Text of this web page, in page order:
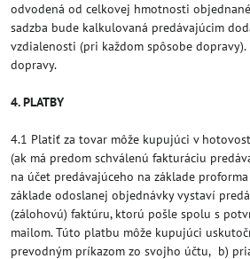
odvodená od celkovej hmotnosti
sadzba bude kalkulovaná predávajúcim
vzdialenosti (pri každom spôsobe dopravy).
dopravy.
4. PLATBY
4.1 Platiť za tovar môže kupujúci v
(ak má predom schválenú fakturáciu
na účet predávajúceho na základe
základe odoslanej objednávky vystaví
(zálohovú) faktúru, ktorú pošle spolu s
mailom. Túto platbu môže kupujúci
prevodným príkazom zo svojho účtu, b)